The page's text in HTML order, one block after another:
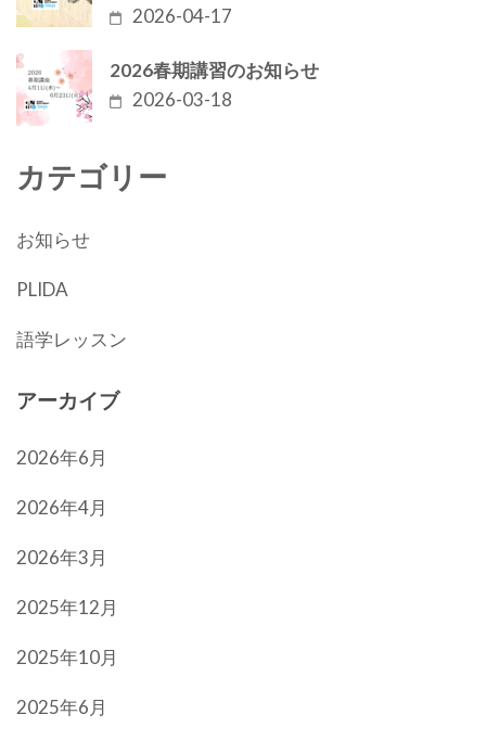
2026-04-17
2026春期講習のお知らせ
2026-03-18
カテゴリー
お知らせ
PLIDA
語学レッスン
アーカイブ
2026年6月
2026年4月
2026年3月
2025年12月
2025年10月
2025年6月